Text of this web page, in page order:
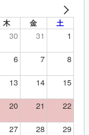
木 金 土
30 31
1
6 7
8
13 14
15
20 21
22
27 28
29